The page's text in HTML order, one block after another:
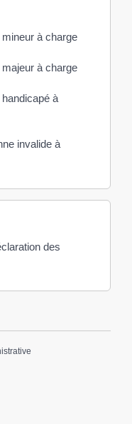
à charge
à charge
à
invalide à
des